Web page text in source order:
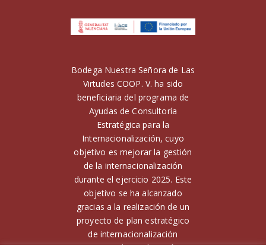
Bodega Nuestra Señora de Las
Virtudes COOP. V. ha sido
beneficiaria del programa de
Ayudas de Consultoría
Estratégica para la
Internacionalización, cuyo
objetivo es mejorar la gestión
de la internacionalización
durante el ejercicio 2025. Este
objetivo se ha alcanzado
gracias a la realización de un
proyecto de plan estratégico
de internacionalización